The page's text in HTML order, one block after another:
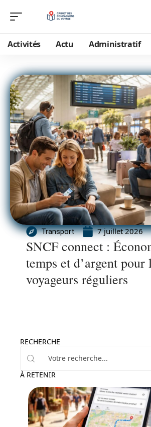
Activités Actu Administratif
Transport 7 juillet 2026
SNCF connect :
temps et d’argent pour
voyageurs réguliers
RECHERCHE
À RETENIR